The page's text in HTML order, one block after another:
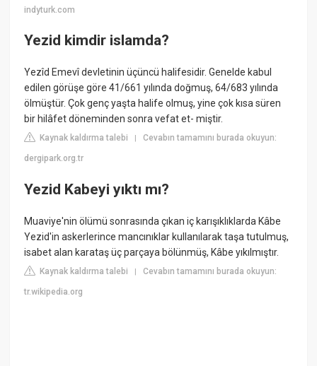
indyturk.com
Yezid kimdir islamda?
Yezîd Emevî devletinin üçüncü halifesidir. Genelde kabul
edilen görüşe göre 41/661 yılında doğmuş, 64/683 yılında
ölmüştür. Çok genç yaşta halife olmuş, yine çok kısa süren
bir hilâfet döneminden sonra vefat et- miştir.
Kaynak kaldırma talebi |Cevabın tamamını burada okuyun:
dergipark.org.tr
Yezid Kabeyi yıktı mı?
Muaviye'nin ölümü sonrasında çıkan iç karışıklıklarda Kâbe
Yezid'in askerlerince mancınıklar kullanılarak taşa tutulmuş,
isabet alan karataş üç parçaya bölünmüş, Kâbe yıkılmıştır.
Kaynak kaldırma talebi |Cevabın tamamını burada okuyun:
tr.wikipedia.org